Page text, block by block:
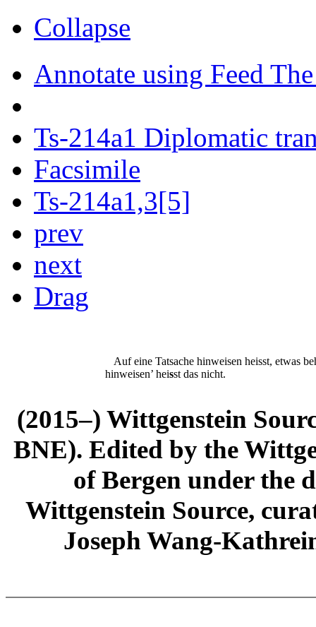
Collapse
Annotate using Feed
Ts-214a1 Diplomatic
Facsimile
Ts-214a1,3[5]
prev
next
Drag
Auf eine Tatsache hinweisen heisst, etwas
hinweisen’ heisst das nicht.
(2015–) Wittgenstein
BNE). Edited by the
of Bergen under the
Wittgenstein Source,
Joseph Wang-